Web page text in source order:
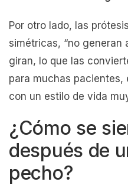
Por otro lado, las
simétricas, “no generan
giran, lo que las
para muchas pacientes,
con un estilo de vida
¿Cómo se
después de
pecho?